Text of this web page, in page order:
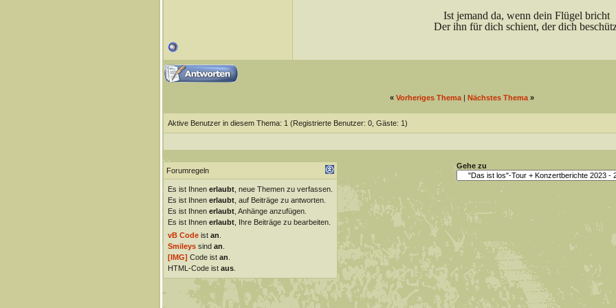
Ist jemand da, wenn dein Flügel bricht
Der ihn für dich schient, der dich
« Vorheriges Thema | Nächstes Thema »
Aktive Benutzer in diesem Thema: 1 (Registrierte Benutzer: 0, Gäste: 1)
Forumregeln
Es ist Ihnen erlaubt, neue Themen zu verfassen.
Es ist Ihnen erlaubt, auf Beiträge zu antworten.
Es ist Ihnen erlaubt, Anhänge anzufügen.
Es ist Ihnen erlaubt, Ihre Beiträge zu bearbeiten.
vB Codeist an
Smileyssind an
[IMG] Code ist an
HTML-Code ist aus.
Gehe zu